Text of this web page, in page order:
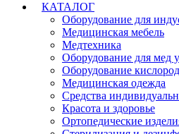
КАТАЛОГ
Оборудование для
Медицинская мебель
Медтехника
Оборудование для мед
Оборудование
Медицинская одежда
Средства
Красота и здоровье
Ортопедические